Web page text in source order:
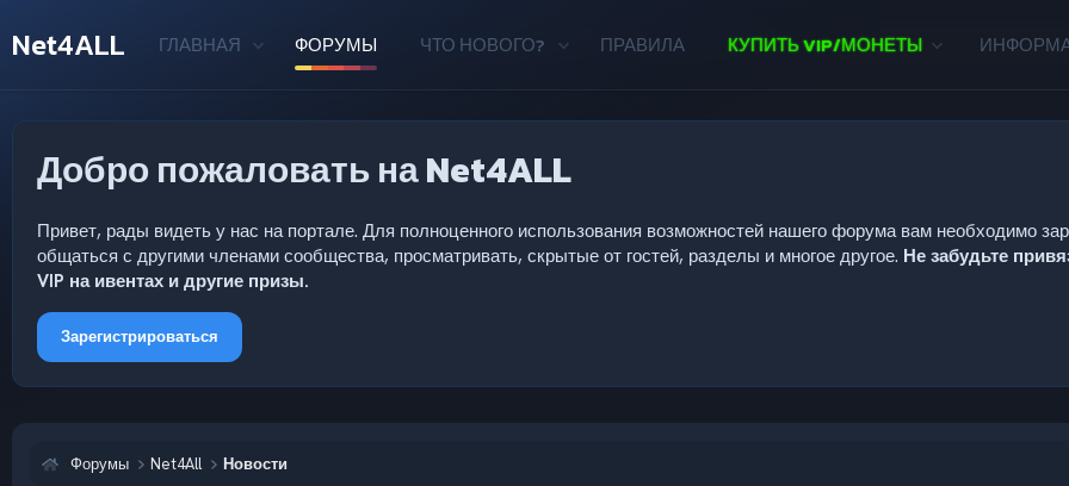
Net4ALL ГЛАВНАЯ ФОРУМЫ ЧТО НОВОГО? ПРАВИЛА КУПИТЬ VIP/МОНЕТЫ
Добро пожаловать на Net4ALL
Привет, рады видеть у нас на портале. Для полноценного использования возможностей нашего форума вам необходимо
общаться с другими членами сообщества, просматривать, скрытые от гостей, разделы и многое другое. Не забудьте
VIP на ивентах и другие призы.
Зарегистрироваться
Форумы Net4All Новости